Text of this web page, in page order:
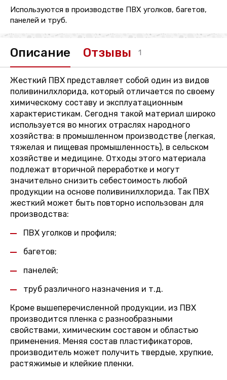
Используются в производстве ПВХ уголков, багетов,
панелей и труб.
Описание Отзывы 1
Жесткий ПВХ представляет собой один из видов
поливинилхлорида, который отличается по своему
химическому составу и эксплуатационным
характеристикам. Сегодня такой материал широко
используется во многих отраслях народного
хозяйства: в промышленном производстве (легкая,
тяжелая и пищевая промышленность), в сельском
хозяйстве и медицине. Отходы этого материала
подлежат вторичной переработке и могут
значительно снизить себестоимость любой
продукции на основе поливинилхлорида. Так ПВХ
жесткий может быть повторно использован для
производства:
ПВХ уголков и профиля;
багетов;
панелей;
труб различного назначения и т.д.
Кроме вышеперечисленной продукции, из ПВХ
производится пленка с разнообразными
свойствами, химическим составом и областью
применения. Меняя состав пластификаторов,
производитель может получить твердые, хрупкие,
растяжимые и клейкие пленки.